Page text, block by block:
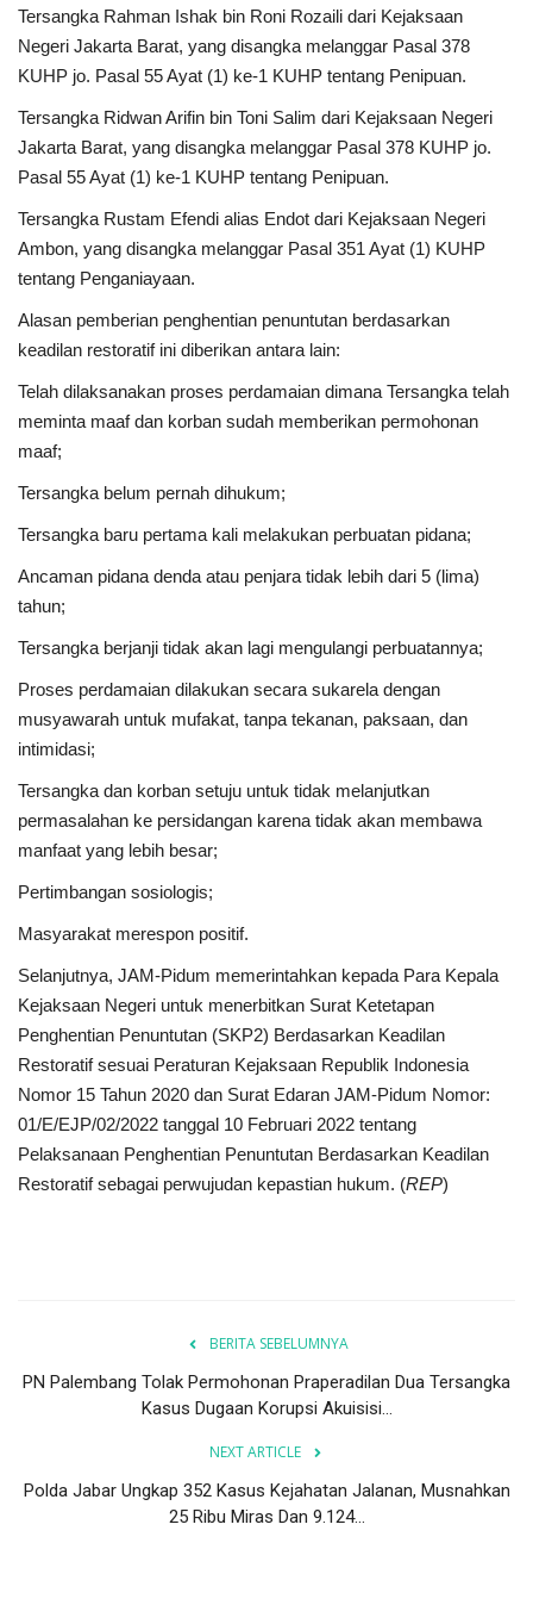
Tersangka Rahman Ishak bin Roni Rozaili dari Kejaksaan
Negeri Jakarta Barat, yang disangka melanggar Pasal 378
KUHP jo. Pasal 55 Ayat (1) ke-1 KUHP tentang Penipuan.
Tersangka Ridwan Arifin bin Toni Salim dari Kejaksaan Negeri
Jakarta Barat, yang disangka melanggar Pasal 378 KUHP jo.
Pasal 55 Ayat (1) ke-1 KUHP tentang Penipuan.
Tersangka Rustam Efendi alias Endot dari Kejaksaan Negeri
Ambon, yang disangka melanggar Pasal 351 Ayat (1) KUHP
tentang Penganiayaan.
Alasan pemberian penghentian penuntutan berdasarkan
keadilan restoratif ini diberikan antara lain:
Telah dilaksanakan proses perdamaian dimana Tersangka telah
meminta maaf dan korban sudah memberikan permohonan
maaf;
Tersangka belum pernah dihukum;
Tersangka baru pertama kali melakukan perbuatan pidana;
Ancaman pidana denda atau penjara tidak lebih dari 5 (lima)
tahun;
Tersangka berjanji tidak akan lagi mengulangi perbuatannya;
Proses perdamaian dilakukan secara sukarela dengan
musyawarah untuk mufakat, tanpa tekanan, paksaan, dan
intimidasi;
Tersangka dan korban setuju untuk tidak melanjutkan
permasalahan ke persidangan karena tidak akan membawa
manfaat yang lebih besar;
Pertimbangan sosiologis;
Masyarakat merespon positif.
Selanjutnya, JAM-Pidum memerintahkan kepada Para Kepala
Kejaksaan Negeri untuk menerbitkan Surat Ketetapan
Penghentian Penuntutan (SKP2) Berdasarkan Keadilan
Restoratif sesuai Peraturan Kejaksaan Republik Indonesia
Nomor 15 Tahun 2020 dan Surat Edaran JAM-Pidum Nomor:
01/E/EJP/02/2022 tanggal 10 Februari 2022 tentang
Pelaksanaan Penghentian Penuntutan Berdasarkan Keadilan
Restoratif sebagai perwujudan kepastian hukum. (REP)
BERITA SEBELUMNYA
PN Palembang Tolak Permohonan Praperadilan Dua Tersangka
Kasus Dugaan Korupsi Akuisisi...
NEXT ARTICLE
Polda Jabar Ungkap 352 Kasus Kejahatan Jalanan, Musnahkan
25 Ribu Miras Dan 9.124...